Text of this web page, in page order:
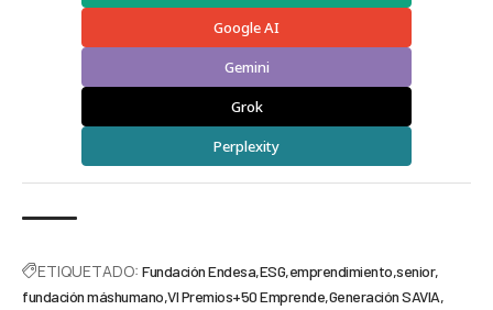
Google AI
Gemini
Grok
Perplexity
ETIQUETADO: Fundación Endesa ESG emprendimiento senior
fundación máshumano VI Premios+50 Emprende Generación SAVIA